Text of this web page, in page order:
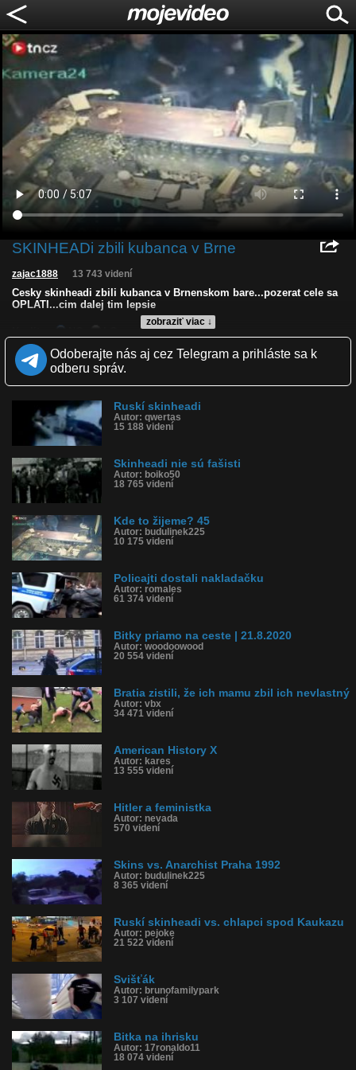
SKINHEADi zbili kubanca v Brne
zobraziť viac ↓
zajac1888 13 743 videní
Cesky skinheadi zbili kubanca v Brnenskom bare...pozerat cele sa
OPLATI...cim dalej tim lepsie
Zverejnené: 6.9.2012 22:02
Páči sa: 64% (14 hlasov)
Obľúbené: 4
Kategória: šokujúce
Tagy: skinheadi, zbili, kubanca, brne, cesko, rasizmus, bitka, hitler,
cigan, rom
História sledovanosti videa:
Odoberajte nás aj cez Telegram a prihláste sa k
odberu správ.
Ruskí skinheadi
Autor: qwertas
15 188 videní
Skinheadi nie sú fašisti
Autor: boiko50
18 765 videní
Kde to žijeme? 45
Autor: budulinek225
10 175 videní
Policajti dostali nakladačku
Autor: romales
61 374 videní
Bitky priamo na ceste | 21.8.2020
Autor: woodoowood
20 554 videní
Bratia zistili, že ich mamu zbil ich nevlastný
Autor: vbx
34 471 videní
American History X
Autor: kares
13 555 videní
Hitler a feministka
Autor: nevada
570 videní
Skins vs. Anarchist Praha 1992
Autor: budulinek225
8 365 videní
Ruskí skinheadi vs. chlapci spod Kaukazu
Autor: pejoke
21 522 videní
Svišťák
Autor: brunofamilypark
3 107 videní
Bitka na ihrisku
Autor: 17ronaldo11
18 074 videní